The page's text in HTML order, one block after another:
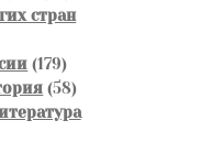
товаров
стран
179179
товаров
5858
товаров